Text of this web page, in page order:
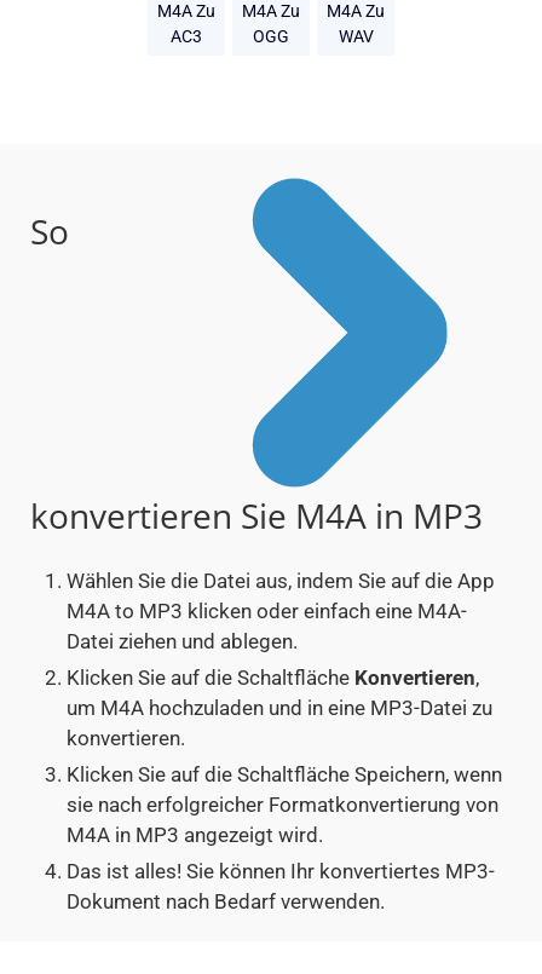
M4A Zu
AC3
M4A Zu
OGG
M4A Zu
WAV
So
konvertieren Sie M4A in MP3
Wählen Sie die Datei aus, indem Sie auf die App
M4A to MP3 klicken oder einfach eine M4A-
Datei ziehen und ablegen.
Klicken Sie auf die Schaltfläche Konvertieren,
um M4A hochzuladen und in eine MP3-Datei zu
konvertieren.
Klicken Sie auf die Schaltfläche Speichern, wenn
sie nach erfolgreicher Formatkonvertierung von
M4A in MP3 angezeigt wird.
Das ist alles! Sie können Ihr konvertiertes MP3-
Dokument nach Bedarf verwenden.